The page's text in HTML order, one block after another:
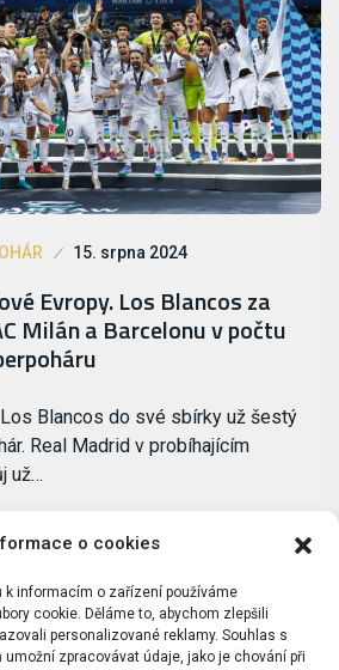
o cookies
k informacím o zařízení používáme
cookie. Děláme to, abychom zlepšili
personalizované reklamy. Souhlas s
zpracovávat údaje, jako je chování při
15. srpna 2024
Evropy. Los Blancos za
Milán a Barcelonu v počtu
Blancos do své sbírky už šestý
Real Madrid v probíhajícím
už…